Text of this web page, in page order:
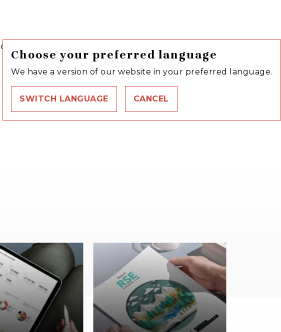
Choose your preferred language
We have a version of our website in your preferred language.
SWITCH LANGUAGE CANCEL
de Pierre Singaravélou, publié en coédition avec les